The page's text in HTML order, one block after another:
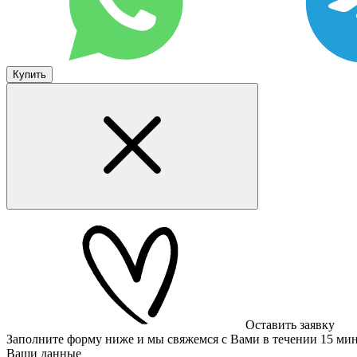
Купить
Оставить заявку
Заполните форму ниже и мы свяжемся с Вами в течении 15
Ваши данные